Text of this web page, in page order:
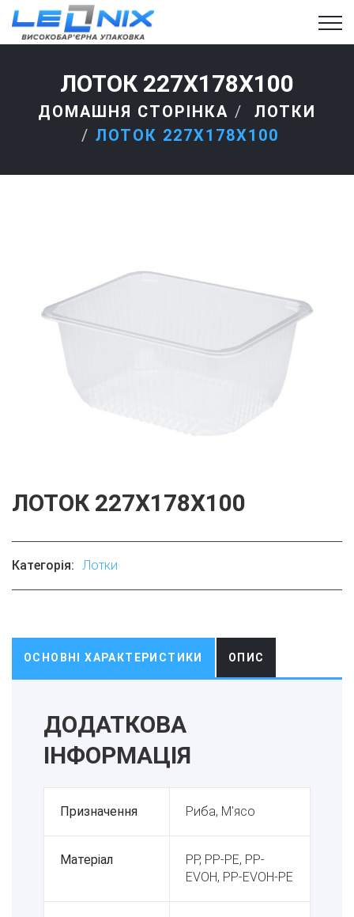
ЛОТОК 227Х178Х100
ДОМАШНЯ СТОРІНКА
ЛОТКИ
ЛОТОК 227Х178Х100
ЛОТОК 227Х178Х100
Категорія: Лотки
ОСНОВНІ ХАРАКТЕРИСТИКИ ОПИС
ДОДАТКОВА
ІНФОРМАЦІЯ
Призначення Риба, М'ясо
Матеріал
PP, PP-PE, PP-
EVOH, PP-EVOH-PE